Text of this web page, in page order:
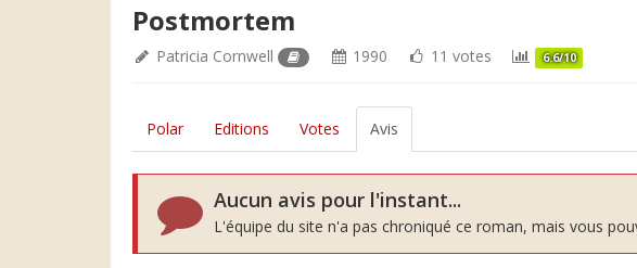
Postmortem
Patricia Cornwell 1990 11 votes 6.6/10
Polar Editions Votes Avis
Aucun avis pour l'instant...
L'équipe du site n'a pas chroniqué ce roman, mais vous